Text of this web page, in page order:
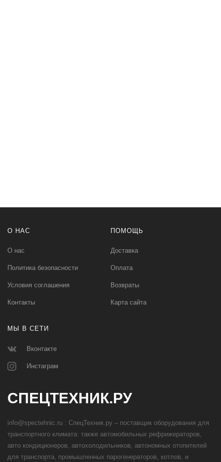
О НАС
О нас
Политика безопасности
Условия соглашения
Контакты
ПОМОЩЬ
Доставка
Оплата
Возвраты
Карта сайта
МЫ В СЕТИ
Вконтакте
Инстаграм
СПЕЦТЕХНИК.РУ
info@spectehnic.ru : СпецТехник.ру – поставщик оборудования для
транспортного климата: также автомобильных рефрижераторов,
авто кондиционеров, автохолодильников, автономных отопителей
для транспорта, промышленных парогенераторов, котлов, и